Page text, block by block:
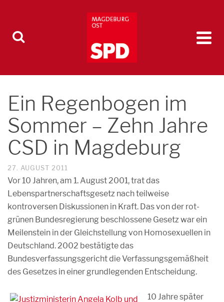
Ein Regenbogen im
Sommer – Zehn Jahre
CSD in Magdeburg
27. AUGUST 2011
Vor 10 Jahren, am 1. August 2001, trat das
Lebenspartnerschaftsgesetz nach teilweise
kontroversen Diskussionen in Kraft. Das von der rot-
grünen Bundesregierung beschlossene Gesetz war ein
Meilenstein in der Gleichstellung von Homosexuellen in
Deutschland. 2002 bestätigte das
Bundesverfassungsgericht die Verfassungsgemäßheit
des Gesetzes in einer grundlegenden Entscheidung.
10 Jahre später